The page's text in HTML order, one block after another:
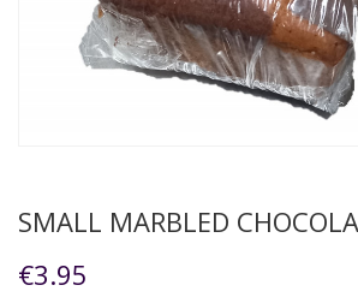
SMALL MARBLED
€3.95